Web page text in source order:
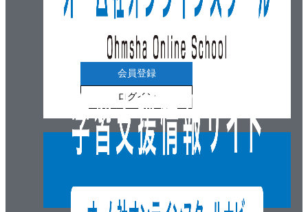
会員登録
ログイン